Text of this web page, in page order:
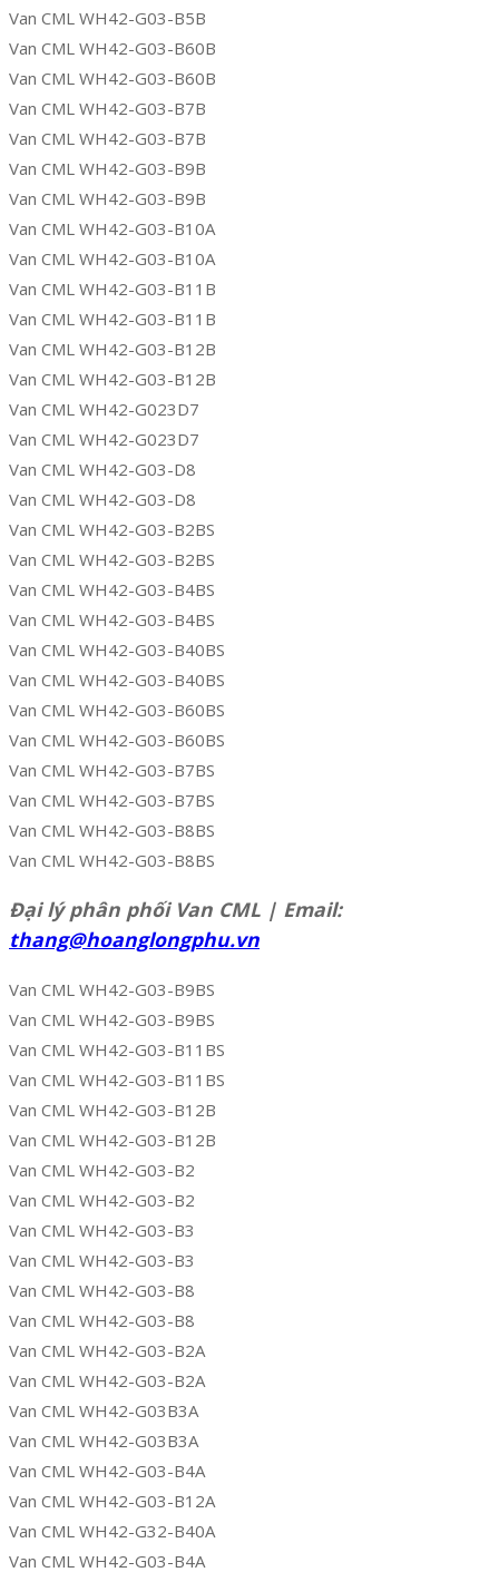
Van CML WH42-G03-B5B
Van CML WH42-G03-B60B
Van CML WH42-G03-B60B
Van CML WH42-G03-B7B
Van CML WH42-G03-B7B
Van CML WH42-G03-B9B
Van CML WH42-G03-B9B
Van CML WH42-G03-B10A
Van CML WH42-G03-B10A
Van CML WH42-G03-B11B
Van CML WH42-G03-B11B
Van CML WH42-G03-B12B
Van CML WH42-G03-B12B
Van CML WH42-G023D7
Van CML WH42-G023D7
Van CML WH42-G03-D8
Van CML WH42-G03-D8
Van CML WH42-G03-B2BS
Van CML WH42-G03-B2BS
Van CML WH42-G03-B4BS
Van CML WH42-G03-B4BS
Van CML WH42-G03-B40BS
Van CML WH42-G03-B40BS
Van CML WH42-G03-B60BS
Van CML WH42-G03-B60BS
Van CML WH42-G03-B7BS
Van CML WH42-G03-B7BS
Van CML WH42-G03-B8BS
Van CML WH42-G03-B8BS
Đại lý phân phối Van CML | Email:
thang@hoanglongphu.vn
Van CML WH42-G03-B9BS
Van CML WH42-G03-B9BS
Van CML WH42-G03-B11BS
Van CML WH42-G03-B11BS
Van CML WH42-G03-B12B
Van CML WH42-G03-B12B
Van CML WH42-G03-B2
Van CML WH42-G03-B2
Van CML WH42-G03-B3
Van CML WH42-G03-B3
Van CML WH42-G03-B8
Van CML WH42-G03-B8
Van CML WH42-G03-B2A
Van CML WH42-G03-B2A
Van CML WH42-G03B3A
Van CML WH42-G03B3A
Van CML WH42-G03-B4A
Van CML WH42-G03-B12A
Van CML WH42-G32-B40A
Van CML WH42-G03-B4A